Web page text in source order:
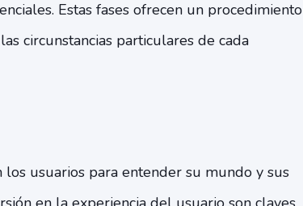
Estas fases ofrecen un procedimiento
circunstancias particulares de cada
usuarios para entender su mundo y sus